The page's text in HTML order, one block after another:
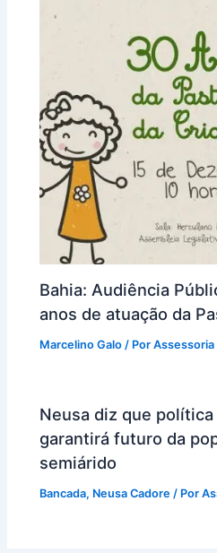
Bahia: Audiência
anos de atuação da
Marcelino Galo / PorAssessoria
Neusa diz que
garantirá futuro da
semiárido
Bancada, Neusa Cadore / Por